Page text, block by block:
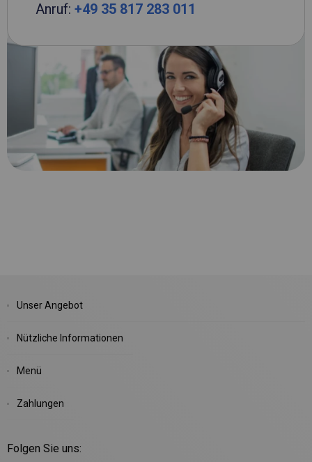
Anruf: +49 35 817 283 011
Unser Angebot
Nützliche Informationen
Menü
Zahlungen
Folgen Sie uns: